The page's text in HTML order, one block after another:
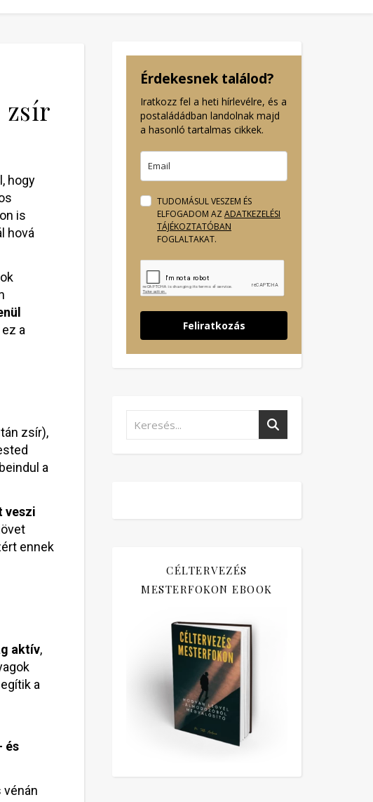
zsír
hogy
is
hová
a
zsír),
a
veszi
ennek
aktív,
a
és
vénán
Érdekesnek találod?
Iratkozz fel a heti hírlevélre, és a
postaládádban landolnak majd
a hasonló tartalmas cikkek.
TUDOMÁSUL VESZEM ÉS
ELFOGADOM AZ ADATKEZELÉSI
TÁJÉKOZTATÓBAN
FOGLALTAKAT.
Feliratkozás
CÉLTERVEZÉS
MESTERFOKON EBOOK